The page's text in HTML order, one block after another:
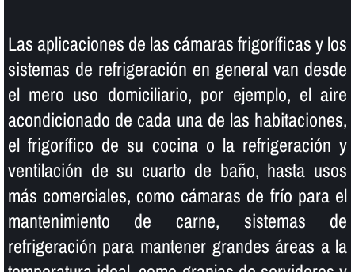
Las aplicaciones de las cámaras frigorí­ficas y los
sistemas de refrigeración en general van desde
el mero uso domiciliario, por ejemplo, el aire
acondicionado de cada una de las habitaciones,
el frigorí­fico de su cocina o la refrigeración y
ventilación de su cuarto de baño, hasta usos
más comerciales, como cámaras de frí­o para el
mantenimiento de carne, sistemas de
refrigeración para mantener grandes áreas a la